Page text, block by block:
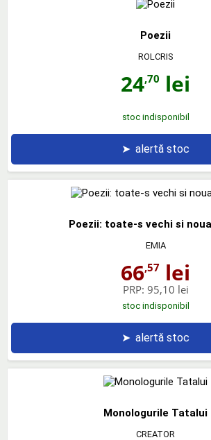
Poezii
ROLCRIS
24,70 lei
stoc indisponibil
➤ alertă stoc
Poezii: toate-s vechi si
EMIA
66,57 lei
PRP: 95,10 lei
stoc indisponibil
➤ alertă stoc
Monologurile Tatalui
CREATOR